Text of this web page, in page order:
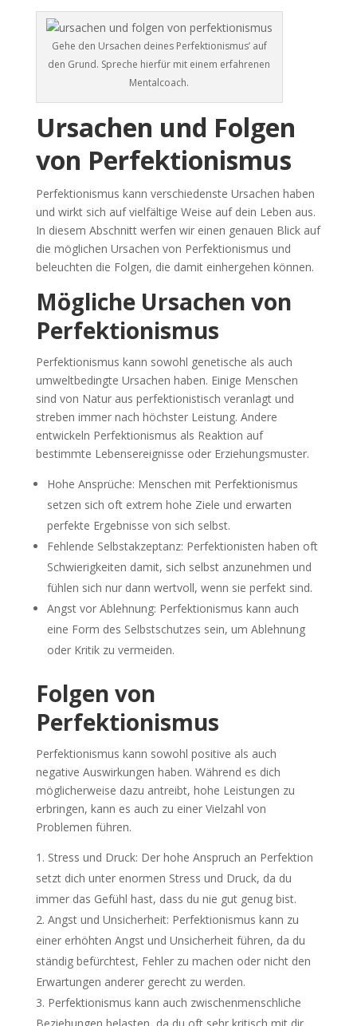
Gehe den Ursachen deines Perfektionismus’ auf
den Grund. Spreche hierfür mit einem erfahrenen
Mentalcoach.
Ursachen und Folgen
von Perfektionismus
Perfektionismus kann verschiedenste Ursachen haben
und wirkt sich auf vielfältige Weise auf dein Leben aus.
In diesem Abschnitt werfen wir einen genauen Blick auf
die möglichen Ursachen von Perfektionismus und
beleuchten die Folgen, die damit einhergehen können.
Mögliche Ursachen von
Perfektionismus
Perfektionismus kann sowohl genetische als auch
umweltbedingte Ursachen haben. Einige Menschen
sind von Natur aus perfektionistisch veranlagt und
streben immer nach höchster Leistung. Andere
entwickeln Perfektionismus als Reaktion auf
bestimmte Lebensereignisse oder Erziehungsmuster.
Hohe Ansprüche: Menschen mit Perfektionismus
setzen sich oft extrem hohe Ziele und erwarten
perfekte Ergebnisse von sich selbst.
Fehlende Selbstakzeptanz: Perfektionisten haben oft
Schwierigkeiten damit, sich selbst anzunehmen und
fühlen sich nur dann wertvoll, wenn sie perfekt sind.
Angst vor Ablehnung: Perfektionismus kann auch
eine Form des Selbstschutzes sein, um Ablehnung
oder Kritik zu vermeiden.
Folgen von
Perfektionismus
Perfektionismus kann sowohl positive als auch
negative Auswirkungen haben. Während es dich
möglicherweise dazu antreibt, hohe Leistungen zu
erbringen, kann es auch zu einer Vielzahl von
Problemen führen.
Stress und Druck: Der hohe Anspruch an Perfektion
setzt dich unter enormen Stress und Druck, da du
immer das Gefühl hast, dass du nie gut genug bist.
Angst und Unsicherheit: Perfektionismus kann zu
einer erhöhten Angst und Unsicherheit führen, da du
ständig befürchtest, Fehler zu machen oder nicht den
Erwartungen anderer gerecht zu werden.
Perfektionismus kann auch zwischenmenschliche